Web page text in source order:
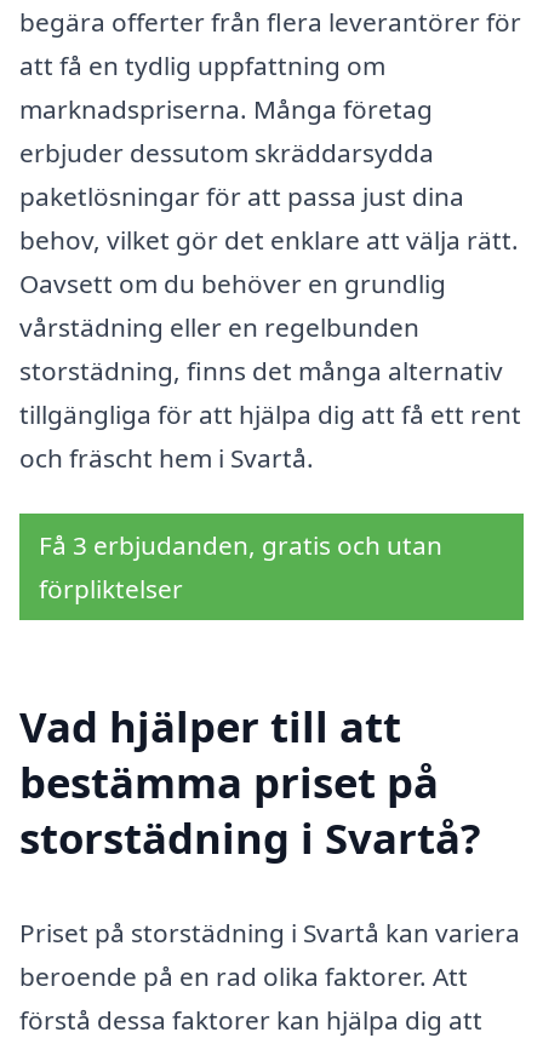
begära offerter från flera leverantörer för
att få en tydlig uppfattning om
marknadspriserna. Många företag
erbjuder dessutom skräddarsydda
paketlösningar för att passa just dina
behov, vilket gör det enklare att välja rätt.
Oavsett om du behöver en grundlig
vårstädning eller en regelbunden
storstädning, finns det många alternativ
tillgängliga för att hjälpa dig att få ett rent
och fräscht hem i Svartå.
Få 3 erbjudanden, gratis och utan
förpliktelser
Vad hjälper till att
bestämma priset på
storstädning i Svartå?
Priset på storstädning i Svartå kan variera
beroende på en rad olika faktorer. Att
förstå dessa faktorer kan hjälpa dig att